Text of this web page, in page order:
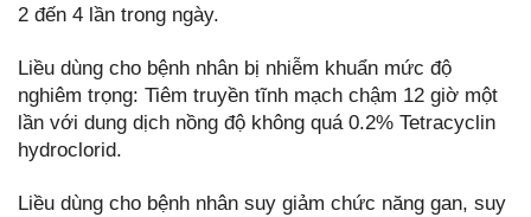
2 đến 4 lần trong ngày.
Liều dùng cho bệnh nhân bị nhiễm khuẩn mức độ
nghiêm trọng: Tiêm truyền tĩnh mạch chậm 12 giờ một
lần với dung dịch nồng độ không quá 0.2% Tetracyclin
hydroclorid.
Liều dùng cho bệnh nhân suy giảm chức năng gan, suy